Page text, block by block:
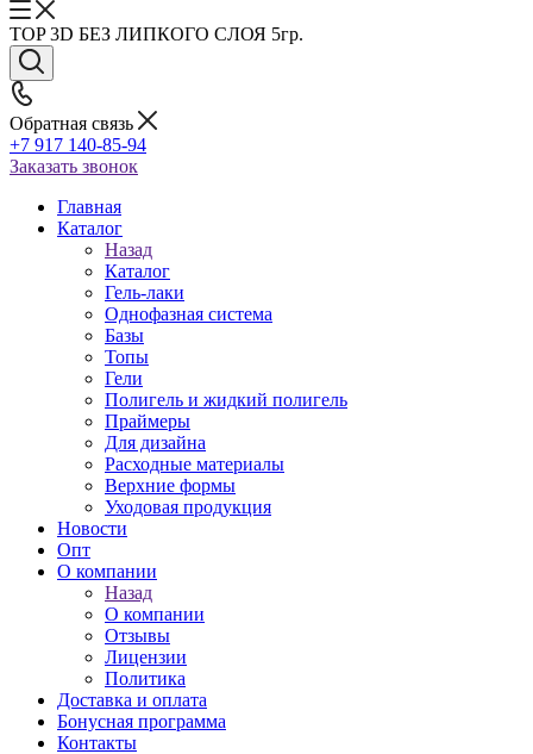
TOP 3D БЕЗ ЛИПКОГО СЛОЯ 5гр.
Обратная связь
+7 917 140-85-94
Заказать звонок
Главная
Каталог
Назад
Каталог
Гель-лаки
Однофазная система
Базы
Топы
Гели
Полигель и жидкий полигель
Праймеры
Для дизайна
Расходные материалы
Верхние формы
Уходовая продукция
Новости
Опт
О компании
Назад
О компании
Отзывы
Лицензии
Политика
Доставка и оплата
Бонусная программа
Контакты